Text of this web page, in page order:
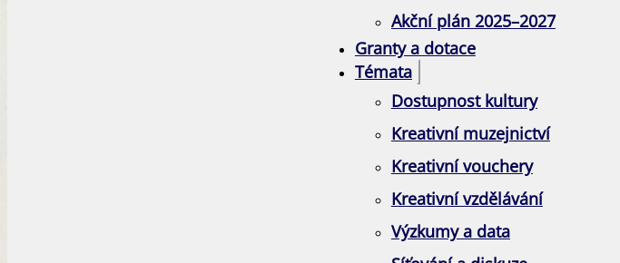
Akční plán 2025–2027
Granty a dotace
Témata
Dostupnost kultury
Kreativní muzejnictví
Kreativní vouchery
Kreativní vzdělávání
Výzkumy a data